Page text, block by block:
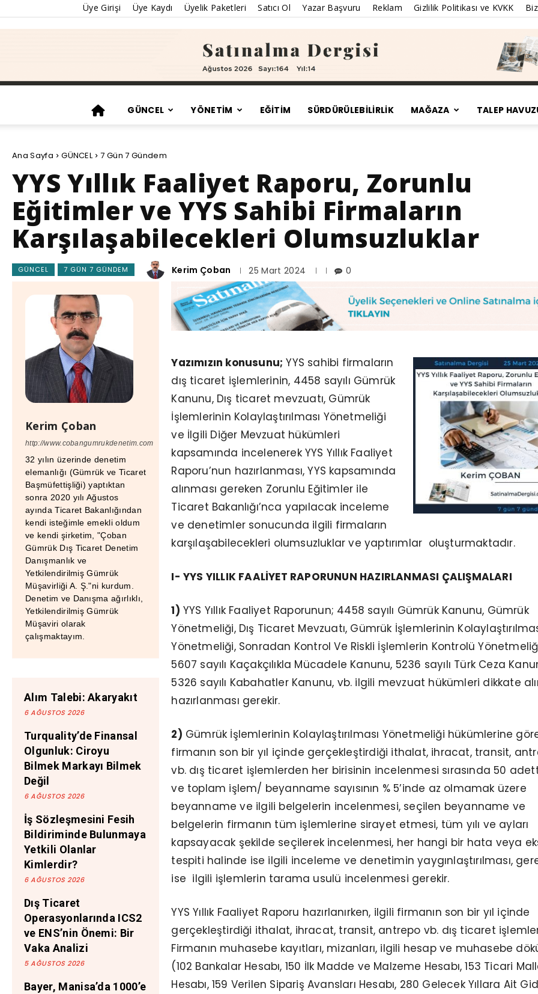
Üye Girişi Üye Kaydı Üyelik Paketleri Satıcı Ol Yazar Başvuru Reklam Gizlilik Politikası ve KVKK
Dergisi
GÜNCEL YÖNETİM EĞİTİM SÜRDÜRÜLEBILIRLIK MAĞAZA TALEP
Ana Sayfa GÜNCEL 7 Gün 7 Gündem
YYS Yıllık Faaliyet Raporu, Zorunlu
Eğitimler ve YYS Sahibi Firmaların
Karşılaşabilecekleri Olumsuzluklar
GÜNCEL 7 GÜN 7 GÜNDEM Kerim Çoban 25 Mart 2024 0
Kerim Çoban
http://www.cobangumrukdenetim.com
32 yılın üzerinde denetim
elemanlığı (Gümrük ve Ticaret
Başmüfettişliği) yaptıktan
sonra 2020 yılı Ağustos
ayında Ticaret Bakanlığından
kendi isteğimle emekli oldum
ve kendi şirketim, "Çoban
Gümrük Dış Ticaret Denetim
Danışmanlık ve
Yetkilendirilmiş Gümrük
Müşavirliği A. Ş."ni kurdum.
Denetim ve Danışma ağırlıklı,
Yetkilendirilmiş Gümrük
Müşaviri olarak
çalışmaktayım.
Alım Talebi: Akaryakıt
6 AĞUSTOS 2026
Turquality’de Finansal
Olgunluk: Ciroyu
Bilmek Markayı Bilmek
Değil
6 AĞUSTOS 2026
İş Sözleşmesini Fesih
Bildiriminde Bulunmaya
Yetkili Olanlar
Kimlerdir?
6 AĞUSTOS 2026
Dış Ticaret
Operasyonlarında ICS2
ve ENS’nin Önemi: Bir
Vaka Analizi
5 AĞUSTOS 2026
Bayer, Manisa’da 1000’e
Yazımızın konusunu; YYS sahibi firmaların
dış ticaret işlemlerinin, 4458 sayılı Gümrük
Kanunu, Dış ticaret mevzuatı, Gümrük
İşlemlerinin Kolaylaştırılması Yönetmeliği
ve İlgili Diğer Mevzuat hükümleri
kapsamında incelenerek YYS Yıllık Faaliyet
Raporu’nun hazırlanması, YYS kapsamında
alınması gereken Zorunlu Eğitimler ile
Ticaret Bakanlığı’nca yapılacak inceleme
ve denetimler sonucunda ilgili firmaların
karşılaşabilecekleri olumsuzluklar ve yaptırımlar oluşturmaktadır.
I- YYS YILLIK FAALİYET RAPORUNUN HAZIRLANMASI ÇALIŞMALARI
1) YYS Yıllık Faaliyet Raporunun; 4458 sayılı Gümrük Kanunu, Gümrük
Yönetmeliği, Dış Ticaret Mevzuatı, Gümrük İşlemlerinin
Yönetmeliği, Sonradan Kontrol Ve Riskli İşlemlerin Kontrolü
5607 sayılı Kaçakçılıkla Mücadele Kanunu, 5236 sayılı Türk Ceza
5326 sayılı Kabahatler Kanunu, vb. ilgili mevzuat hükümleri dikkate
hazırlanması gerekir.
2) Gümrük İşlemlerinin Kolaylaştırılması Yönetmeliği hükümlerine
firmanın son bir yıl içinde gerçekleştirdiği ithalat, ihracat, transit,
vb. dış ticaret işlemlerden her birisinin incelenmesi sırasında 50
ve toplam işlem/ beyanname sayısının % 5’inde az olmamak üzere
beyanname ve ilgili belgelerin incelenmesi, seçilen beyanname ve
belgelerin firmanın tüm işlemlerine sirayet etmesi, tüm yılı ve ayları
kapsayacak şekilde seçilerek incelenmesi, her hangi bir hata veya
tespiti halinde ise ilgili inceleme ve denetimin yaygınlaştırılması,
ise ilgili işlemlerin tarama usulü incelenmesi gerekir.
YYS Yıllık Faaliyet Raporu hazırlanırken, ilgili firmanın son bir yıl içinde
gerçekleştirdiği ithalat, ihracat, transit, antrepo vb. dış ticaret
Firmanın muhasebe kayıtları, mizanları, ilgili hesap ve muhasebe
(102 Bankalar Hesabı, 150 İlk Madde ve Malzeme Hesabı, 153 Ticari
Hesabı, 159 Verilen Sipariş Avansları Hesabı, 280 Gelecek Yıllara Ait